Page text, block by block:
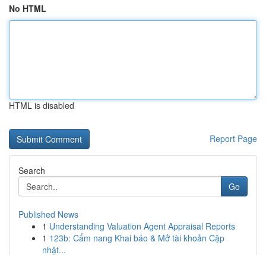
No HTML
HTML is disabled
Report Page
Search
Go
Published News
1 Understanding Valuation Agent Appraisal Reports
1 123b: Cẩm nang Khai báo & Mở tài khoản Cập
nhật...